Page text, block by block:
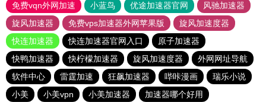
免费vqn外网加速
小蓝鸟 优途加速器官网
风驰加速器
旋风加速器
免费vps加速器外网苹果版
旋风加速度器
快连加速器
快连加速器官网入口
原子加速器
快鸭加速器
快柠檬加速器 旋风加速度器
外网网址导航
软件中心
雷霆加速 狂飙加速器 哔咔漫画
瑞乐小说
小美
小美vpn 小美加速器
加速器哪个好用